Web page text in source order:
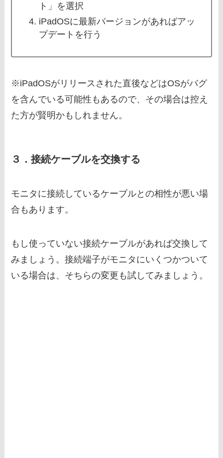
ト」を選択
iPadOSに最新バージョンがあればアッ
プデートを行う
※iPadOSがリリースされた直後などはOSがバグ
を含んでいる可能性もあるので、その場合は控え
た方が賢明かもしれません。
３．接続ケーブルを交換する
モニタに接続しているケーブルとの相性が悪い場
合もあります。
もし使っていない接続ケーブルがあれば交換して
みましょう。接続端子がモニタにいくつかついて
いる場合は、そちらの変更も試してみましょう。